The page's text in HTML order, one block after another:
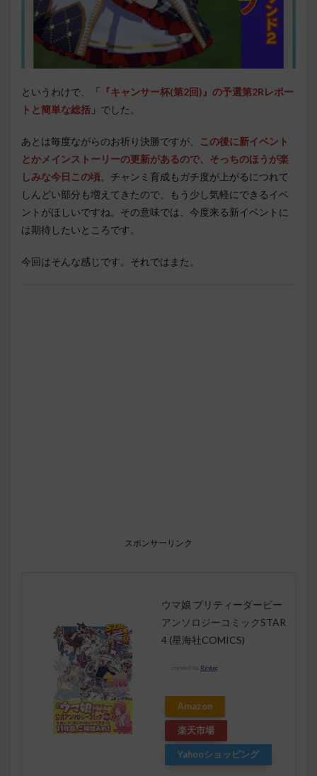
というわけで、 「『キャンサー杯(第2回)』 の予選第2Rレポー
ト と簡単な総括 」 でした。
あとは毎度ながらのお祈り決勝ですが、
この後に新イベント
とかメインストーリーの更新があるので、そっちのほうが楽
しみな今日この頃。チャンミ育成もガチ度が上がるにつれて
しんどい部分も増えてきたので、もう少し気軽にできるイベ
ントがほしいですね。その意味では、今度来る新イベントに
は期待したいところです。
今回はそんな感じです。それではまた。
スポンサーリンク
ウマ娘 プリティーダービー
アンソロジーコミックSTAR
4 (星海社COMICS)
created by Rinker
Amazon
楽天市場
Yahooショッピング